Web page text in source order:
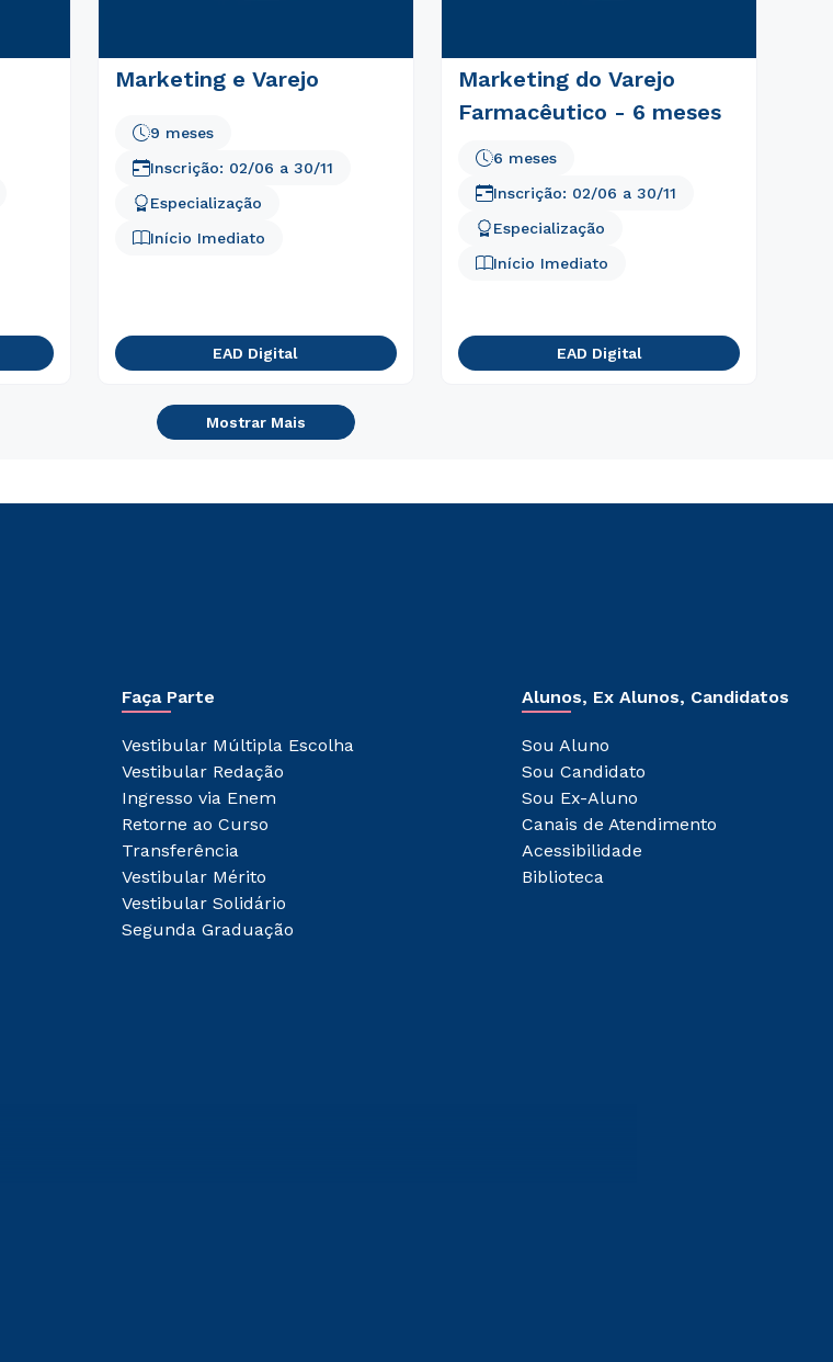
Marketing e Varejo
Especialização
Início Imediato
9 meses
Inscrição: 02/06 a 30/11
EAD Digital
Marketing do Varejo
Farmacêutico - 6 meses
6 meses
Especialização
Início Imediato
Inscrição: 02/06 a 30/11
EAD Digital
Mostrar Mais
Faça Parte
Vestibular Múltipla Escolha
Vestibular Redação
Ingresso via Enem
Retorne ao Curso
Transferência
Vestibular Mérito
Vestibular Solidário
Segunda Graduação
Alunos, Ex Alunos, Candidatos
Sou Aluno
Sou Candidato
Sou Ex-Aluno
Canais de Atendimento
Acessibilidade
Biblioteca